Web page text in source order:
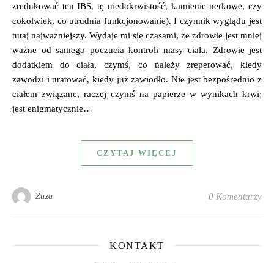
zredukować ten IBS, tę niedokrwistość, kamienie nerkowe, czy
cokolwiek, co utrudnia funkcjonowanie). I czynnik wyglądu jest
tutaj najważniejszy. Wydaje mi się czasami, że zdrowie jest mniej
ważne od samego poczucia kontroli masy ciała. Zdrowie jest
dodatkiem do ciała, czymś, co należy zreperować, kiedy
zawodzi i uratować, kiedy już zawiodło. Nie jest bezpośrednio z
ciałem związane, raczej czymś na papierze w wynikach krwi;
jest enigmatycznie…
CZYTAJ WIĘCEJ
Zuza 0 Komentarzy
KONTAKT